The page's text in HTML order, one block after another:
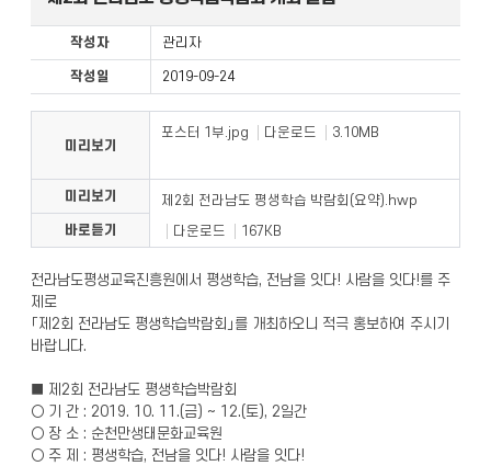
작성자 관리자
작성일 2019-09-24
포스터 1부.jpg 다운로드
3.10MB
미리보기
제2회 전라남도 평생학습 박람회(요약).hwp
다운로드
167KB
미리보기
바로듣기
전라남도평생교육진흥원에서 평생학습, 전남을 잇다! 사람을 잇다!를 주
제로
「제2회 전라남도 평생학습박람회」를 개최하오니 적극 홍보하여 주시기
바랍니다.
■ 제2회 전라남도 평생학습박람회
○ 기 간 : 2019. 10. 11.(금) ~ 12.(토), 2일간
○ 장 소 : 순천만생태문화교육원
○ 주 제 : 평생학습, 전남을 잇다! 사람을 잇다!